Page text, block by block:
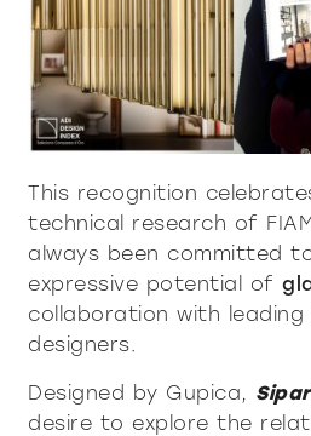
alle
produkte
Incisive sophisticated
This recognition
technical research of
always been committed
expressive potential of
collaboration with leading
designers.
Designed by Gupica,
desire to explore the